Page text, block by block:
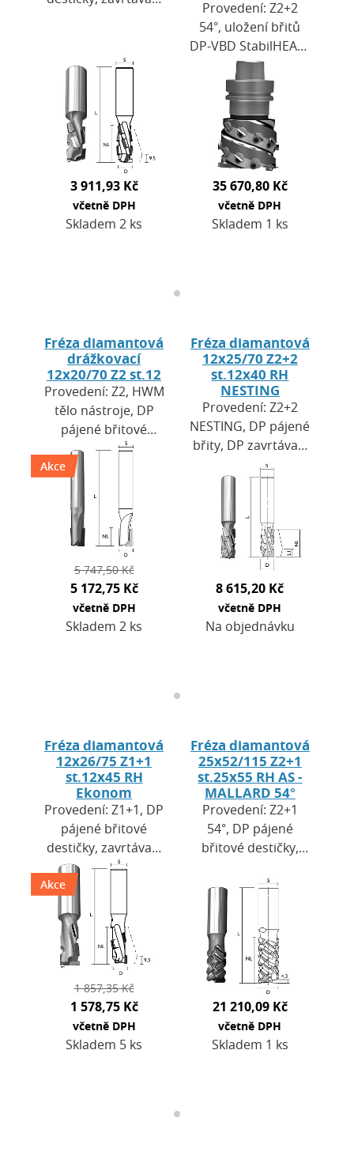
CNC obráběcí
3 911,93 Kč
včetně DPH
Skladem 2 ks
Provedení: Z2+2
54°, uložení břitů
DP-VBD StabilHEAD.
Výška destiček H =
4,0 mm. Použití:
pro CNC obráběcí
centra.
Doporučené…
35 670,80 Kč
včetně DPH
Skladem 1 ks
Fréza diamantová
drážkovací
12x20/70 Z2 st.12
Provedení: Z2, HWM
tělo nástroje, DP
pájené břitové
destičky, zavrtávací
břit DP. Výška
destiček H = 2,7
mm. Použití: pro
CNC…
Akce
5 747,50 Kč
5 172,75 Kč
včetně DPH
Skladem 2 ks
Fréza diamantová
12x25/70 Z2+2
st.12x40 RH
NESTING
Provedení: Z2+2
NESTING, DP pájené
břity, DP zavrtávací
břit, tělo nástroje ze
speciální oceli
DENSIMET. Použití:
pro CNC…
8 615,20 Kč
včetně DPH
Na objednávku
Fréza diamantová
12x26/75 Z1+1
st.12x45 RH
Ekonom
Provedení: Z1+1, DP
pájené břitové
destičky, zavrtávací
břit HW. Výška
destiček H = 2,7
mm. Použití: pro
CNC obráběcí
centra a…
Akce
1 857,35 Kč
1 578,75 Kč
včetně DPH
Skladem 5 ks
Fréza diamantová
25x52/115 Z2+1
st.25x55 RH AS -
MALLARD 54°
Provedení: Z2+1
54°, DP pájené
břitové destičky,
Výška destiček H =
3,5 mm. Použití: pro
CNC obráběcí…
21 210,09 Kč
včetně DPH
Skladem 1 ks